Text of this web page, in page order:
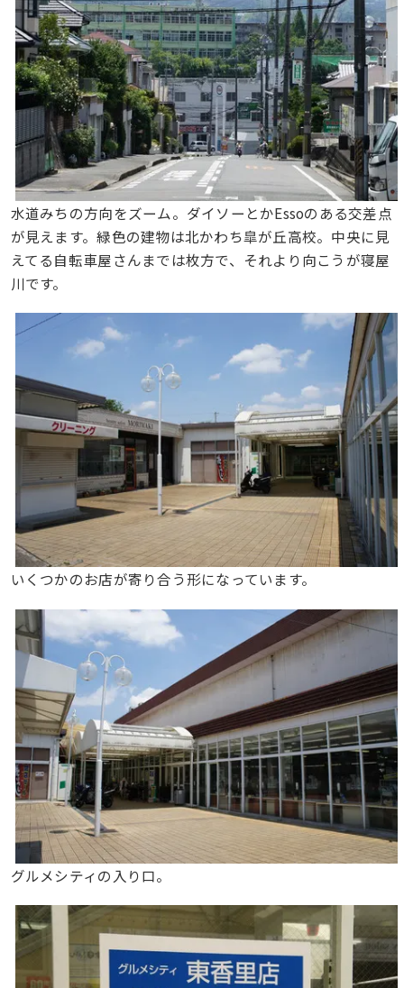
水道みちの方向をズーム。ダイソーとかEssoのある交差点
が見えます。緑色の建物は北かわち皐が丘高校。中央に見
えてる自転車屋さんまでは枚方で、それより向こうが寝屋
川です。
いくつかのお店が寄り合う形になっています。
グルメシティの入り口。